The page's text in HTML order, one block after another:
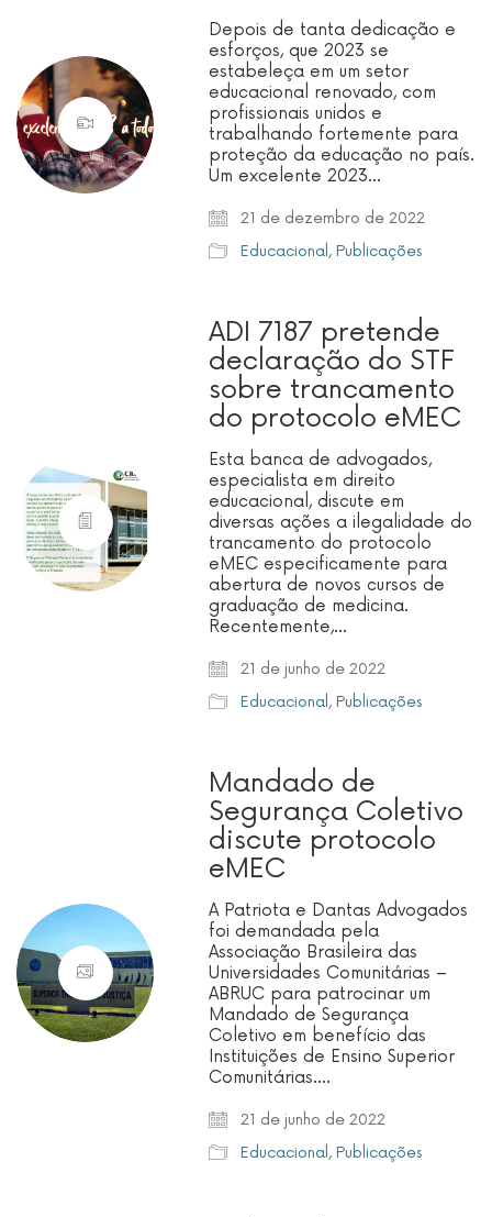
Depois de tanta dedicação e
esforços, que 2023 se
estabeleça em um setor
educacional renovado, com
profissionais unidos e
trabalhando fortemente para
proteção da educação no país.
Um excelente 2023…
21 de dezembro de 2022
Educacional ,Publicações
ADI 7187 pretende
declaração do STF
sobre trancamento
do protocolo eMEC
Esta banca de advogados,
especialista em direito
educacional, discute em
diversas ações a ilegalidade do
trancamento do protocolo
eMEC especificamente para
abertura de novos cursos de
graduação de medicina.
Recentemente,…
21 de junho de 2022
Educacional ,Publicações
Mandado de
Segurança Coletivo
discute protocolo
eMEC
A Patriota e Dantas Advogados
foi demandada pela
Associação Brasileira das
Universidades Comunitárias –
ABRUC para patrocinar um
Mandado de Segurança
Coletivo em benefício das
Instituições de Ensino Superior
Comunitárias.…
21 de junho de 2022
Educacional ,Publicações